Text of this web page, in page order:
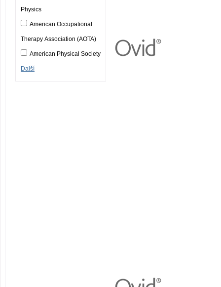
Physics
American Occupational
Therapy Association (AOTA)
American Physical Society
Další